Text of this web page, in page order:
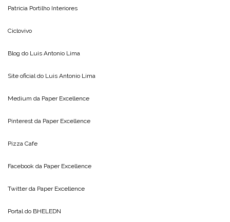
Patricia Portilho Interiores
Ciclovivo
Blog do Luis Antonio Lima
Site oficial do Luis Antonio Lima
Medium da Paper Excellence
Pinterest da Paper Excellence
Pizza Cafe
Facebook da Paper Excellence
Twitter da Paper Excellence
Portal do BHELEDN